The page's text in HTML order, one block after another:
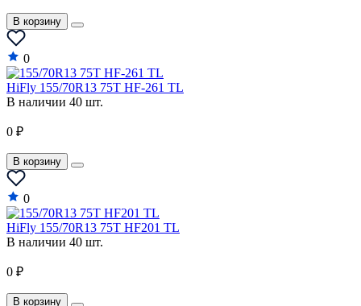
В корзину
0
HiFly 155/70R13 75T HF-261 TL
В наличии 40 шт.
0 ₽
В корзину
0
HiFly 155/70R13 75T HF201 TL
В наличии 40 шт.
0 ₽
В корзину